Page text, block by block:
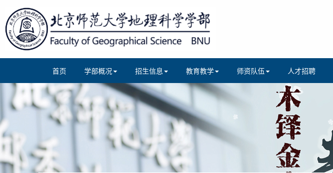
首页 学部概况 招生信息 教育教学 师资队伍 人才招聘